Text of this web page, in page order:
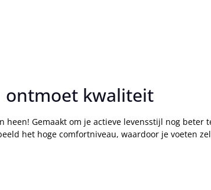
ontmoet kwaliteit
Gemaakt om je actieve levensstijl nog
het hoge comfortniveau, waardoor je voeten